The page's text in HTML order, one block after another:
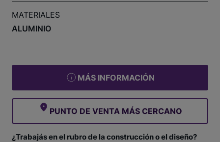
MATERIALES
ALUMINIO
MÁS INFORMACIÓN
PUNTO DE VENTA MÁS CERCANO
¿Trabajás en el rubro de la construcción o el diseño?